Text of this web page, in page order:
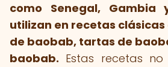
como Senegal, Gambia
utilizan en recetas clásicas
de baobab, tartas de
baobab. Estas recetas